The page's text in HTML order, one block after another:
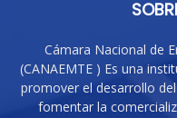
Cámara Nacional de
(CANAEMTE ) Es una
promover el desarrollo
fomentar la